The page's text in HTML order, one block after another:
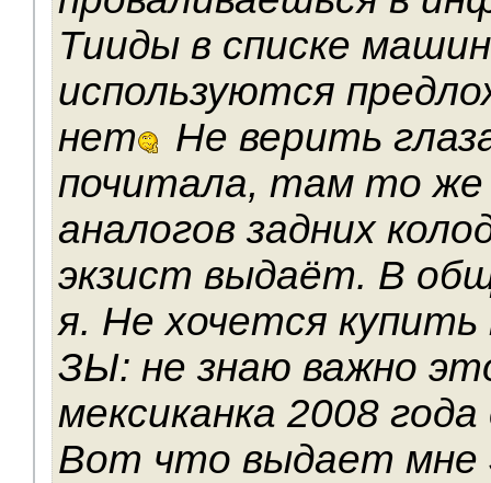
Тииды в списке
используются
нет
Не верить
почитала, там то же
аналогов задних
экзист выдаёт. В
я. Не хочется
ЗЫ: не знаю важно
мексиканка 2008 года
Вот что выдает мне